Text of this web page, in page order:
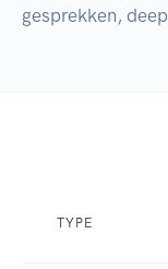
gesprekken,
TYPE